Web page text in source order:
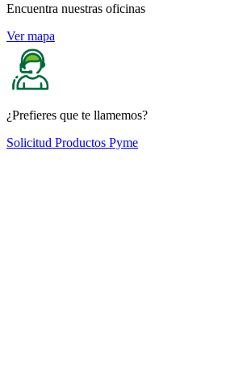
Encuentra nuestras oficinas
Ver mapa
¿Prefieres que te llamemos?
Solicitud Productos Pyme